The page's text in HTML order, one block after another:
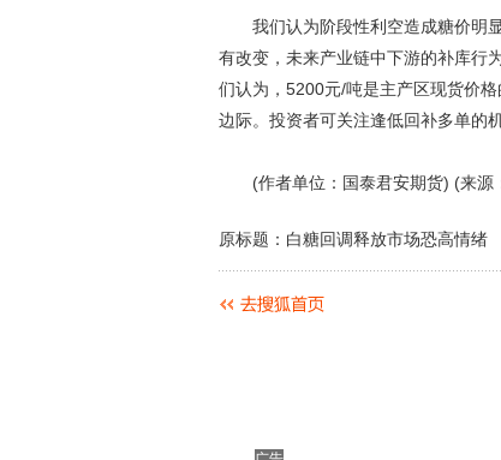
我们认为阶段性利空造成糖价明显
有改变，未来产业链中下游的补库行
们认为，5200元/吨是主产区现货价
边际。投资者可关注逢低回补多单的
(作者单位：国泰君安期货) (来源
原标题：白糖回调释放市场恐高情绪